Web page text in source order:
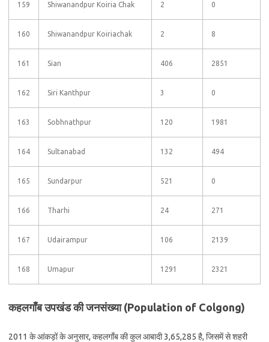
159 Shiwanandpur Koiria Chak 2 0
160 Shiwanandpur Koiriachak 2 8
161 Sian 406 2851
162 Siri Kanthpur 3 0
163 Sobhnathpur 120 1981
164 Sultanabad 132 494
165 Sundarpur 521 0
166 Tharhi 24 271
167 Udairampur 106 2139
168 Umapur 1291 2321
कहलगाँब उपखंड की जनसंख्या (Population of Colgong)
2011 के आंकड़ों के अनुसार, कहलगाँब की कुल आबादी 3,65,285 है, जिसमें से शहरी